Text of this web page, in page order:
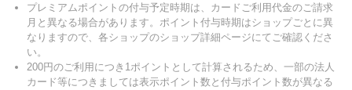
プレミアムポイントの付与予定時期は、カードご利用代金のご請求
月と異なる場合があります。ポイント付与時期はショップごとに異
なりますので、各ショップのショップ詳細ページにてご確認くださ
い。
200円のご利用につき1ポイントとして計算されるため、一部の法人
カード等につきましては表示ポイント数と付与ポイント数が異なる